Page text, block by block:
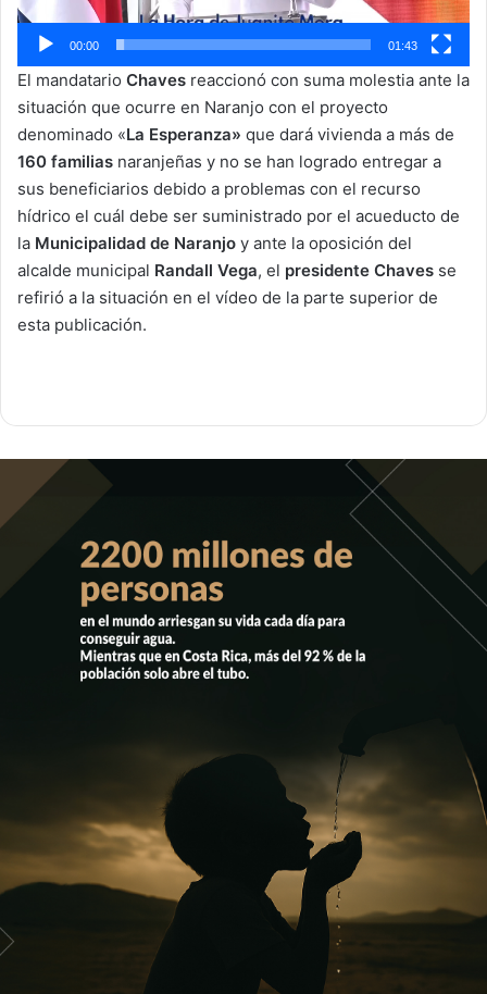
00:00 01:43
El mandatario Chaves reaccionó con suma molestia ante la
situación que ocurre en Naranjo con el proyecto
denominado «La Esperanza» que dará vivienda a más de
160 familias naranjeñas y no se han logrado entregar a
sus beneficiarios debido a problemas con el recurso
hídrico el cuál debe ser suministrado por el acueducto de
la Municipalidad de Naranjo y ante la oposición del
alcalde municipal Randall Vega, el presidente Chaves se
refirió a la situación en el vídeo de la parte superior de
esta publicación.